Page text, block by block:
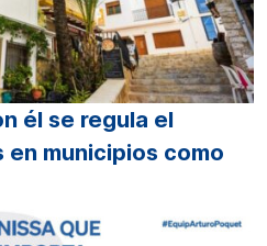
él se regula el
municipios como